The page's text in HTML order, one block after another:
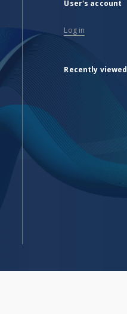
User's account
Log in
Recently viewed